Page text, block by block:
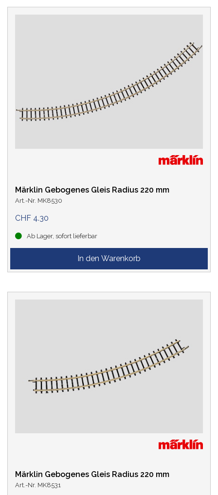
Märklin Gebogenes Gleis Radius 220 mm
Art.-Nr. MK8530
CHF 4.30
Ab Lager, sofort lieferbar
Märklin Gebogenes Gleis Radius 220 mm
Art.-Nr. MK8531